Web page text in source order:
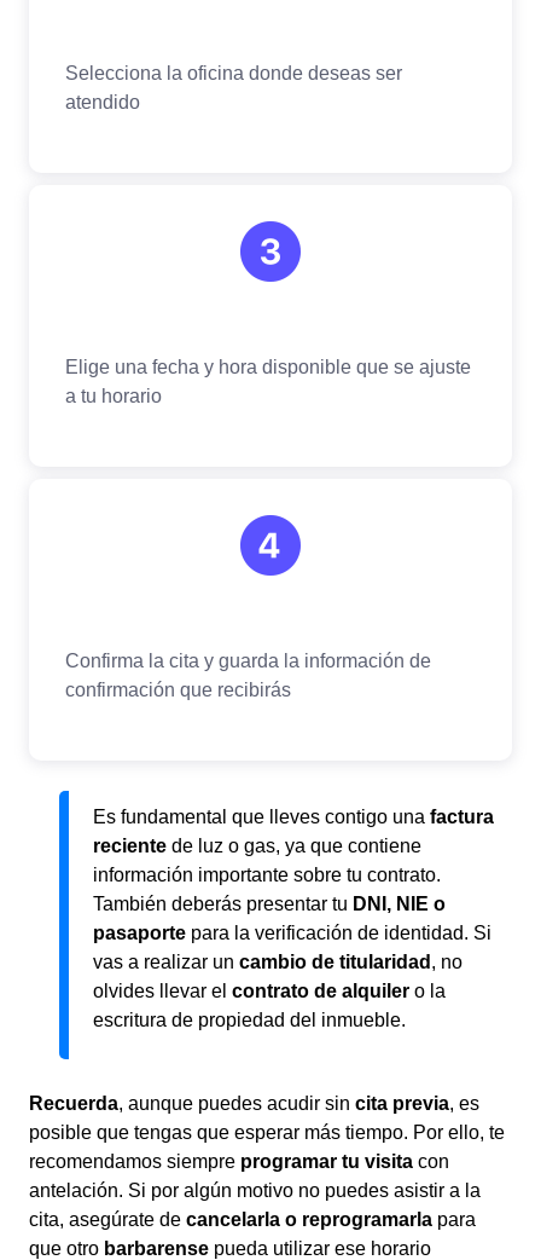
Es fundamental que lleves contigo una factura
reciente de luz o gas, ya que contiene
información importante sobre tu contrato.
También deberás presentar tu DNI, NIE o
pasaporte para la verificación de identidad. Si
vas a realizar un cambio de titularidad , no
olvides llevar el contrato de alquiler o la
escritura de propiedad del inmueble.
Recuerda, aunque puedes acudir sin cita previa, es
posible que tengas que esperar más tiempo. Por ello, te
recomendamos siempre programar tu visita con
antelación. Si por algún motivo no puedes asistir a la
cita, asegúrate de cancelarla o reprogramarla para
que otro barbarense pueda utilizar ese horario